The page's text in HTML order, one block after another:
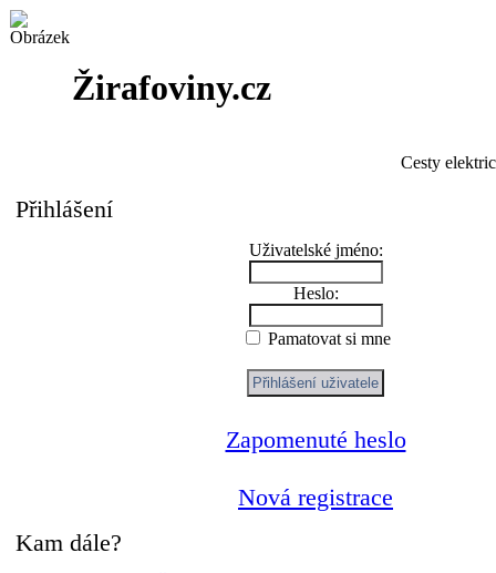
Žirafoviny.cz
Cesty
Přihlášení
Uživatelské jméno:
Heslo:
Pamatovat si mne
Zapomenuté heslo
Nová registrace
Kam dále?